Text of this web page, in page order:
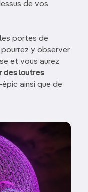
de vos
les portes de
y observer
et vous aurez
des loutres
ainsi que de